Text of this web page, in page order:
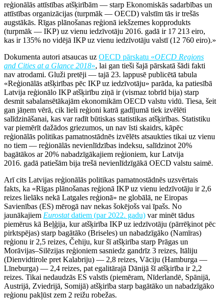
reģionālās attīstības atšķirībām — starp Ekonomiskās sadarbības un
attīstības organizācijas (turpmāk — OECD) valstīm tās ir trešās
augstākās. Rīgas plānošanas reģionā iekšzemes kopprodukts
(turpmāk — IKP) uz vienu iedzīvotāju 2016. gadā ir 17 213 eiro,
kas ir 135% no vidējā IKP uz vienu iedzīvotāju valstī (12 760 eiro).»
Dokumenta autori atsaucas uz OECD pārskatu «OECD Regions
and Cities at a Glance 2018», lai gan tieši šajā pārskatā šādi fakti
nav atrodami. Gluži pretēji — tajā 23. lappusē publicētā tabula
«Reģionālās atšķirības pēc IKP uz iedzīvotāju» parāda, ka patiesībā
Latvija reģionālo IKP atšķirību ziņā ir (vismaz tobrīd bija) starp
desmit sabalansētākajām ekonomikām OECD valstu vidū. Tiesa, šeit
gan jāņem vērā, cik lieli reģioni katrā gadījumā tiek izvēlēti
salīdzināšanai, kas var radīt būtiskas statistikas atšķirības. Statistiku
var piemērīt dažādos griezumos, un nav īsti skaidrs, kāpēc
reģionālās politikas pamatnostādnēs izvēlēts atsaukties tikai uz vienu
no tiem — reģionālās nevienlīdzības indeksu, salīdzinot 20%
bagātākos ar 20% nabadzīgākajiem reģioniem, kur Latvija
2016. gadā patiešām bija trešā nevienlīdzīgākā OECD valstu saimē.
Arī cits Latvijas reģionālās politikas pamatnostādnēs uzsvērtais
fakts, ka «Rīgas plānošanas reģionā IKP uz vienu iedzīvotāju ir 2,6
reizes lielāks nekā Latgales reģionā» ne globālā, ne Eiropas
Savienības (ES) mērogā nav nekas šokējošs vai īpašs. No
jaunākajiem Eurostatdatiem (par 2022. gadu) var minēt tādus
piemērus kā Beļģija, kur atšķirība IKP uz iedzīvotāju (pārrēķinot pēc
pirktspējas) starp bagātāko (Briseles) un nabadzīgāko (Namīras)
reģionu ir 2,5 reizes, Čehiju, kur šī atšķirība starp Prāgas un
Morāvijas–Silēzijas reģioniem sasniedz gandrīz 3 reizes, Itāliju
(Dienvidtirole pret Kalabriju) — 2,8 reizes, Vāciju (Hamburga —
Līneburga) — 2,4 reizes, pat egalitārajā Dānijā šī atšķirība ir 2,2
reizes. Tikai nedaudzās ES valstīs (piemēram, Nīderlandē, Spānijā,
Austrijā, Zviedrijā, Somijā) atšķirība starp bagātāko un nabadzīgāko
reģionu pakļūst zem 2 reižu robežas.